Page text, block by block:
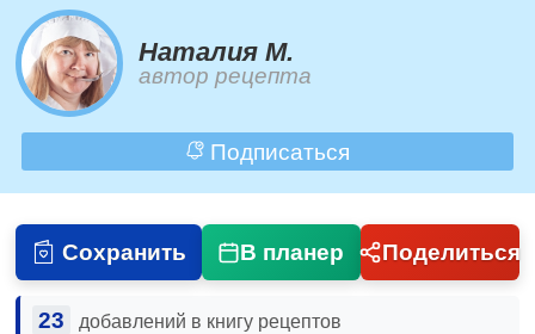
Наталия М.
автор рецепта
Подписаться
Сохранить В планер Поделиться
23 добавлений в книгу рецептов